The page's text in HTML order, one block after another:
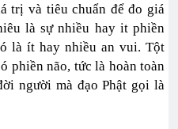
trị và tiêu chuẩn để đo giá
là sự nhiều hay it phiền
là ít hay nhiều an vui. Tột
phiền não, tức là hoàn toàn
người mà đạo Phật gọi là